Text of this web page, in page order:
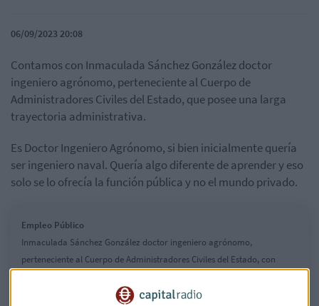
06/09/2023 20:08
Contamos con Inmaculada Sánchez González doctor
ingeniero agrónomo, perteneciente al Cuerpo de
Administradores Civiles del Estado, que posee una larga
trayectoria administrativa.
Es Doctor Ingeniero Agrónomo, si bien inicialmente quería
ser ingeniero naval. Quería algo diferente de aprender y eso
solo se lo ofrecía la función pública y no el mundo privado.
Empleo Público
Inmaculada Sánchez González doctor ingeniero agrónomo,
perteneciente al Cuerpo de Administradores Civiles del Estado, con